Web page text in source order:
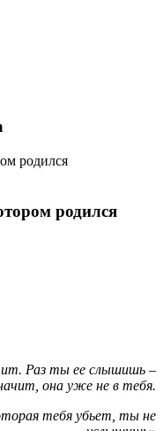
родился
Раз ты ее слышишь –
она уже не в тебя.
тебя убьет, ты не